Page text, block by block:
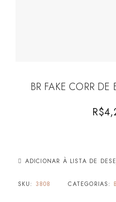
BR FAKE CORR
R$
ADICIONAR À LISTA DE
SKU: 3808 CATEGORIAS: